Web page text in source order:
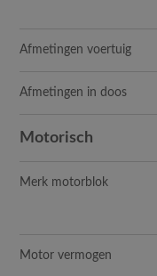
Afmetingen voertuig
Afmetingen in doos
Motorisch
Merk motorblok
Motor vermogen